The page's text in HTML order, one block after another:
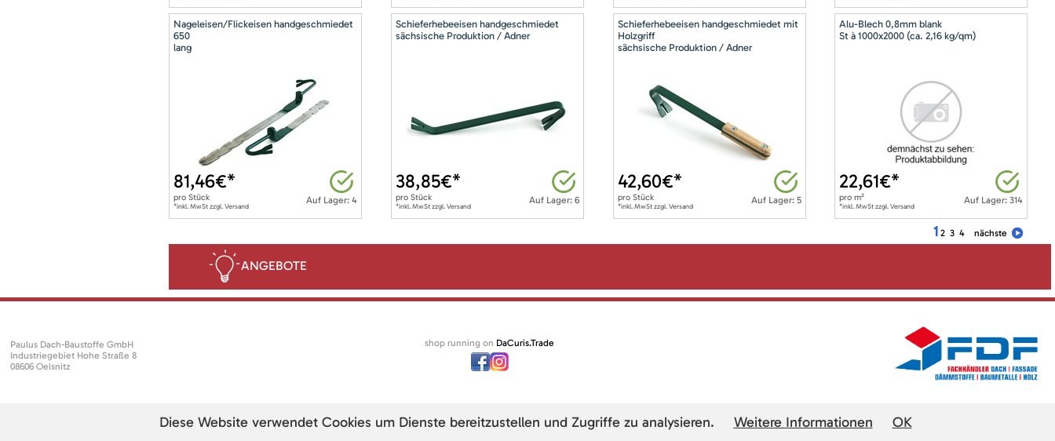
Nageleisen/Flickeisen handgeschmiedet
650
lang
Auf Lager: 4
81,46€*
pro Stück
*inkl. MwSt zzgl. Versand
Schieferhebeeisen handgeschmiedet
sächsische Produktion / Adner
Auf Lager: 6
38,85€*
pro Stück
*inkl. MwSt zzgl. Versand
Schieferhebeeisen handgeschmiedet mit
Holzgriff
sächsische Produktion / Adner
Auf Lager: 5
42,60€*
pro Stück
*inkl. MwSt zzgl. Versand
Alu-Blech 0,8mm blank
St à 1000x2000 (ca. 2,16 kg/qm)
Auf Lager: 314
22,61€*
prom²
*inkl. MwSt zzgl. Versand
1 2 3 4 nächste
ANGEBOTE
Paulus Dach-Baustoffe GmbH
Industriegebiet Hohe Straße 8
08606 Oelsnitz
shop running on DaCuris.Trade
Diese Website verwendet Cookies um Dienste bereitzustellen und Zugriffe zu analysieren. Weitere Informationen OK